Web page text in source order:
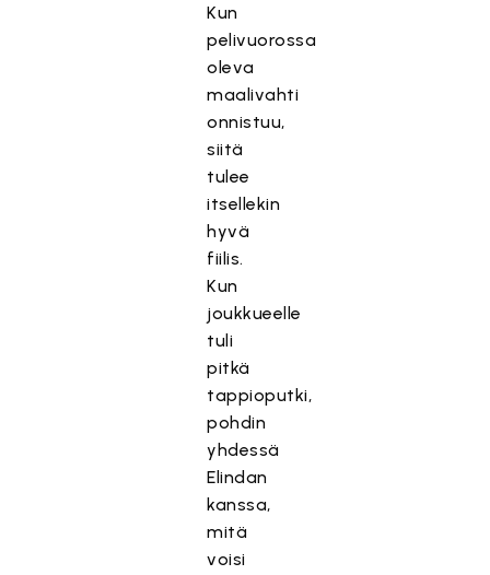
Kun
pelivuorossa
oleva
maalivahti
onnistuu,
siitä
tulee
itsellekin
hyvä
fiilis.
Kun
joukkueelle
tuli
pitkä
tappioputki,
pohdin
yhdessä
Elindan
kanssa,
mitä
voisi